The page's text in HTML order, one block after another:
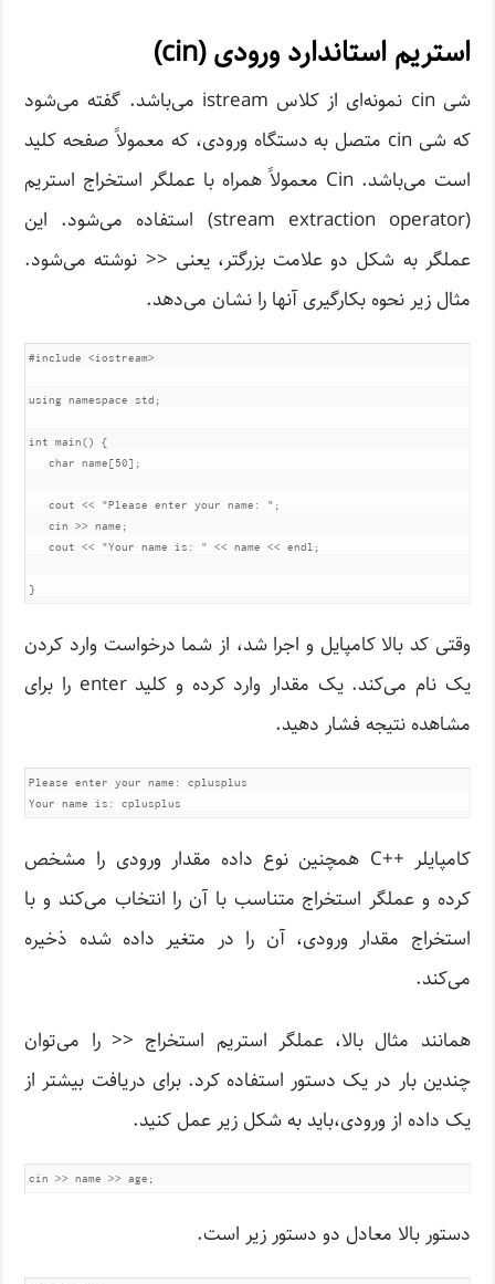
استریم استاندارد ورودی (cin)
شی cin نمونه‌ای از کلاس istream می‌باشد. گفته می‌شود
که شی cin متصل به دستگاه ورودی، که معمولاً صفحه کلید
است می‌باشد. Cin معمولاً همراه با عملگر استخراج استریم
(stream extraction operator) استفاده می‌شود. این
عملگر به شکل دو علامت بزرگتر، یعنی << نوشته می‌شود.
مثال زیر نحوه بکارگیری آنها را نشان می‌دهد.
#include <iostream>
using namespace std ;
int main()
{
char
name[50];
   cout
<< "Please enter your name: " ;
   cin
>> name ;
   cout
<< "Your name is: " << name << endl ;
}
وقتی کد بالا کامپایل و اجرا شد، از شما درخواست وارد کردن
یک نام می‌کند. یک مقدار وارد کرده و کلید enter را برای
مشاهده نتیجه فشار دهید.
Please enter your name: cplusplus
کامپایلر ++C همچنین نوع داده مقدار ورودی را مشخص
کرده و عملگر استخراج متناسب با آن را انتخاب می‌کند و با
استخراج مقدار ورودی، آن را در متغیر داده شده ذخیره
می‌کند.
همانند مثال بالا، عملگر استریم استخراج << را می‌توان
چندین بار در یک دستور استفاده کرد. برای دریافت بیشتر از
یک داده از ورودی،باید به شکل زیر عمل کنید.
دستور بالا معادل دو دستور زیر است.